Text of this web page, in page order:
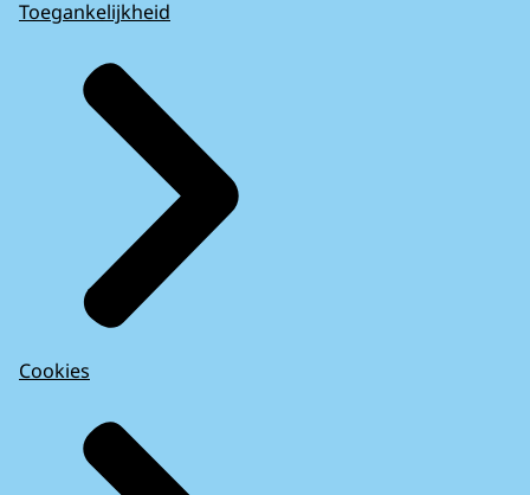
Toegankelijkheid
Cookies